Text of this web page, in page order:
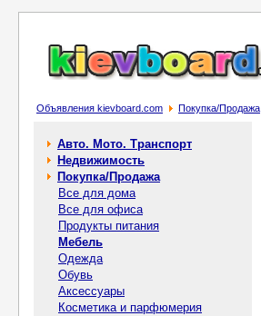
Объявления kievboard.com Покупка/Продажа
Авто. Мото. Транспорт
Недвижимость
Покупка/Продажа
Все для дома
Все для офиса
Продукты питания
Мебель
Одежда
Обувь
Аксессуары
Косметика и парфюмерия